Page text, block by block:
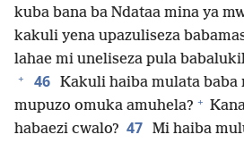
kuba bana ba Ndataa mina ya
kakuli yena upazuliseza
lahae mi uneliseza pula
+ 46 Kakuli haiba mulata
mupuzo omuka amuhela? +
habaezi cwalo? 47 Mi haiba